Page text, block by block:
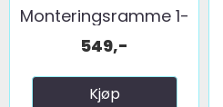
Monteringsramme 1-
DIN Alfa ...
549,-
Kjøp